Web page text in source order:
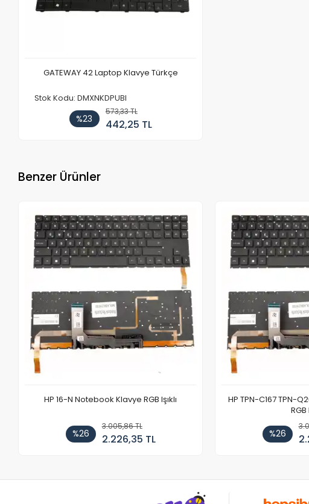
GATEWAY 42 Laptop Klavye Türkçe
Stok Kodu: DMXNKDPUBI
%23
573,33 TL
442,25 TL
Benzer Ürünler
HP 16-N Notebook Klavye RGB Işıklı
%26
3.005,86 TL
2.226,35 TL
HP TPN-C167 TPN-
RGB
%26